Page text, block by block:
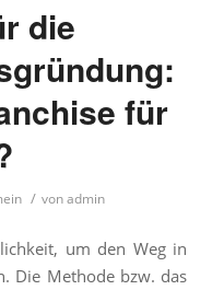
die
für
/ vonadmin
um den Weg in
Die Methode bzw. das